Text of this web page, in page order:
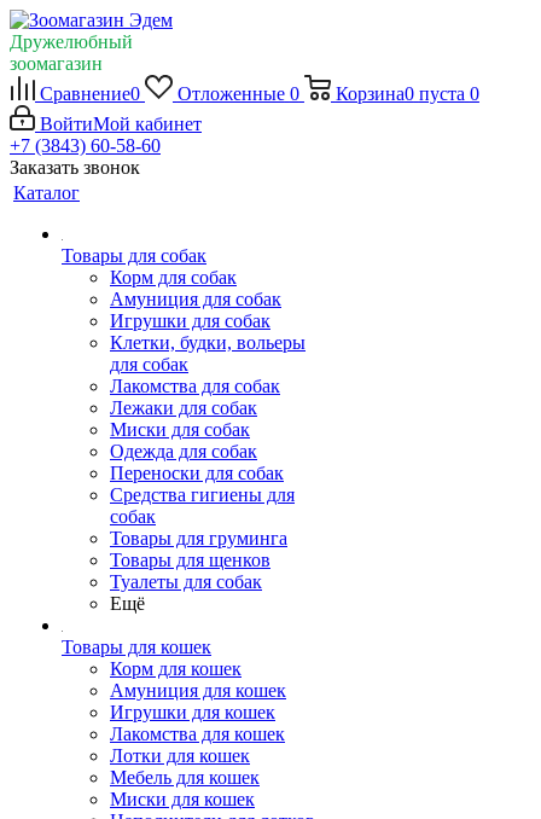
Дружелюбный
зоомагазин
Сравнение0 Отложенные 0 Корзина0 пуста 0
ВойтиМой кабинет
+7 (3843) 60-58-60
Заказать звонок
Каталог
Товары для собак
Корм для собак
Амуниция для собак
Игрушки для собак
Клетки, будки, вольеры
для собак
Лакомства для собак
Лежаки для собак
Миски для собак
Одежда для собак
Переноски для собак
Средства гигиены для
собак
Товары для груминга
Товары для щенков
Туалеты для собак
Ещё
Товары для кошек
Корм для кошек
Амуниция для кошек
Игрушки для кошек
Лакомства для кошек
Лотки для кошек
Мебель для кошек
Миски для кошек